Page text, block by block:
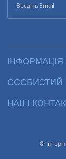
ІНФОРМАЦІЯ
ОСОБИСТИЙ
НАШІ
©